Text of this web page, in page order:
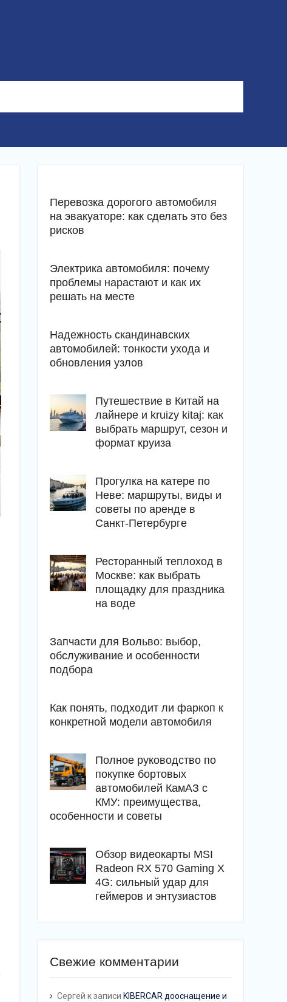
Перевозка дорогого автомобиля
на эвакуаторе: как сделать это без
рисков
Электрика автомобиля: почему
проблемы нарастают и как их
решать на месте
Надежность скандинавских
автомобилей: тонкости ухода и
обновления узлов
Путешествие в Китай на
лайнере и kruizy kitaj: как
выбрать маршрут, сезон и
формат круиза
Прогулка на катере по
Неве: маршруты, виды и
советы по аренде в
Санкт-Петербурге
Ресторанный теплоход в
Москве: как выбрать
площадку для праздника
на воде
Запчасти для Вольво: выбор,
обслуживание и особенности
подбора
Как понять, подходит ли фаркоп к
конкретной модели автомобиля
Полное руководство по
покупке бортовых
автомобилей КамАЗ с
КМУ: преимущества,
особенности и советы
Обзор видеокарты MSI
Radeon RX 570 Gaming X
4G: сильный удар для
геймеров и энтузиастов
Свежие комментарии
Сергей к записи KIBERCAR дооснащение и